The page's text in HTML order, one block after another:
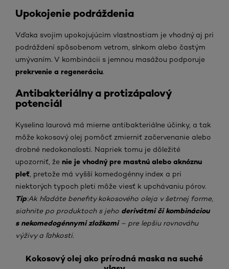
Upokojenie podráždenia
Vďaka svojim upokojujúcim vlastnostiam je vhodný aj pri
podráždení spôsobenom vetrom, slnkom alebo častým
umývaním. V kombinácii s jemnou masážou podporuje
prekrvenie a regeneráciu.
Antibakteriálny a protizápalový
potenciál
Kyselina laurová má mierne antibakteriálne účinky, a tak
môže kokosový olej pomôcť zmierniť začervenanie alebo
drobné nedokonalosti. Napriek tomu je dôležité
upozorniť, že nie je vhodný pre mastnú alebo aknóznu
pleť , pretože má vyšší komedogénny index a pri
niektorých typoch pleti môže viesť k upchávaniu pórov.
Tip:Ak hľadáte benefity kokosového oleja v šetrnej forme,
siahnite po produktoch s jeho derivátmi či kombináciou
s nekomedogénnymi zložkami– pre lepšiu rovnováhu
výživy a ľahkosti.
Kokosový olej ako prírodná maska na suché